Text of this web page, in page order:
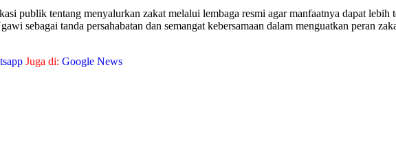
publik tentang menyalurkan zakat melalui lembaga resmi agar manfaatnya dapat
sebagai tanda persahabatan dan semangat kebersamaan dalam menguatkan peran
Juga di: Google News